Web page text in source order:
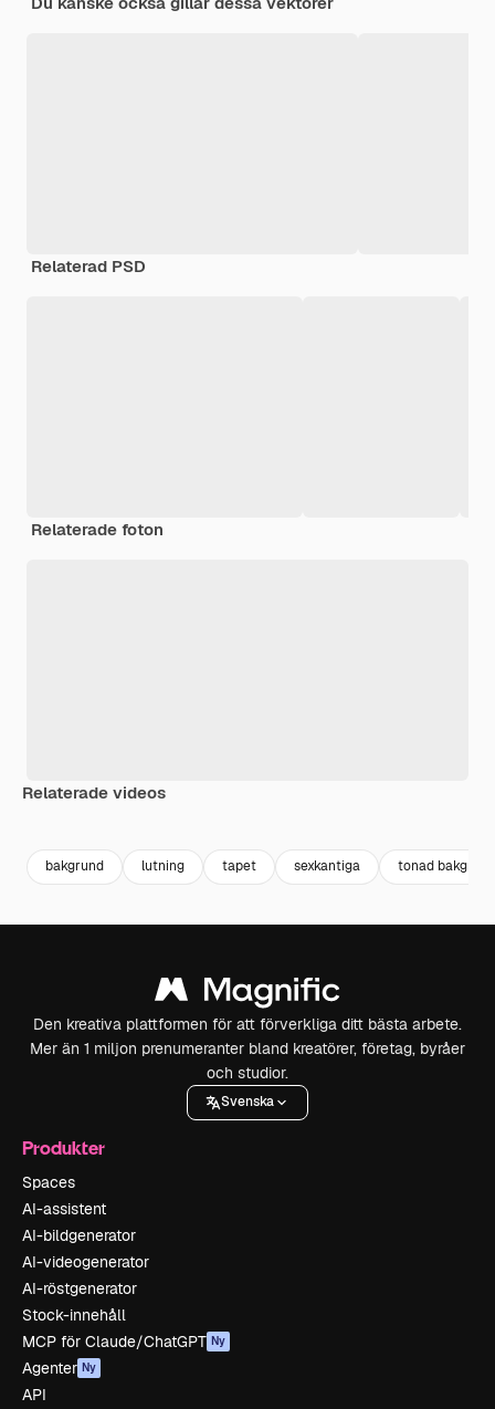
Relaterad PSD
Relaterade foton
Relaterade videos
bakgrund lutning tapet sexkantiga tonad bakgrund
Den kreativa plattformen för att förverkliga ditt bästa arbete.
Mer än 1 miljon prenumeranter bland kreatörer, företag, byråer
och studior.
Svenska
Produkter
Spaces
AI-assistent
AI-bildgenerator
AI-videogenerator
AI-röstgenerator
Stock-innehåll
MCP för Claude/ChatGPT Ny
Agenter Ny
API